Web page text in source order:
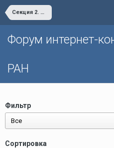
Секция 2. Проблемы организации инновационной деятельности и технологического предпринимательства в реальном секторе экономики
Форум интернет-
РАН
Фильтр
Сортировка